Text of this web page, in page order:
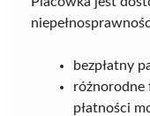
bezpłatny
różnorodne
płatności